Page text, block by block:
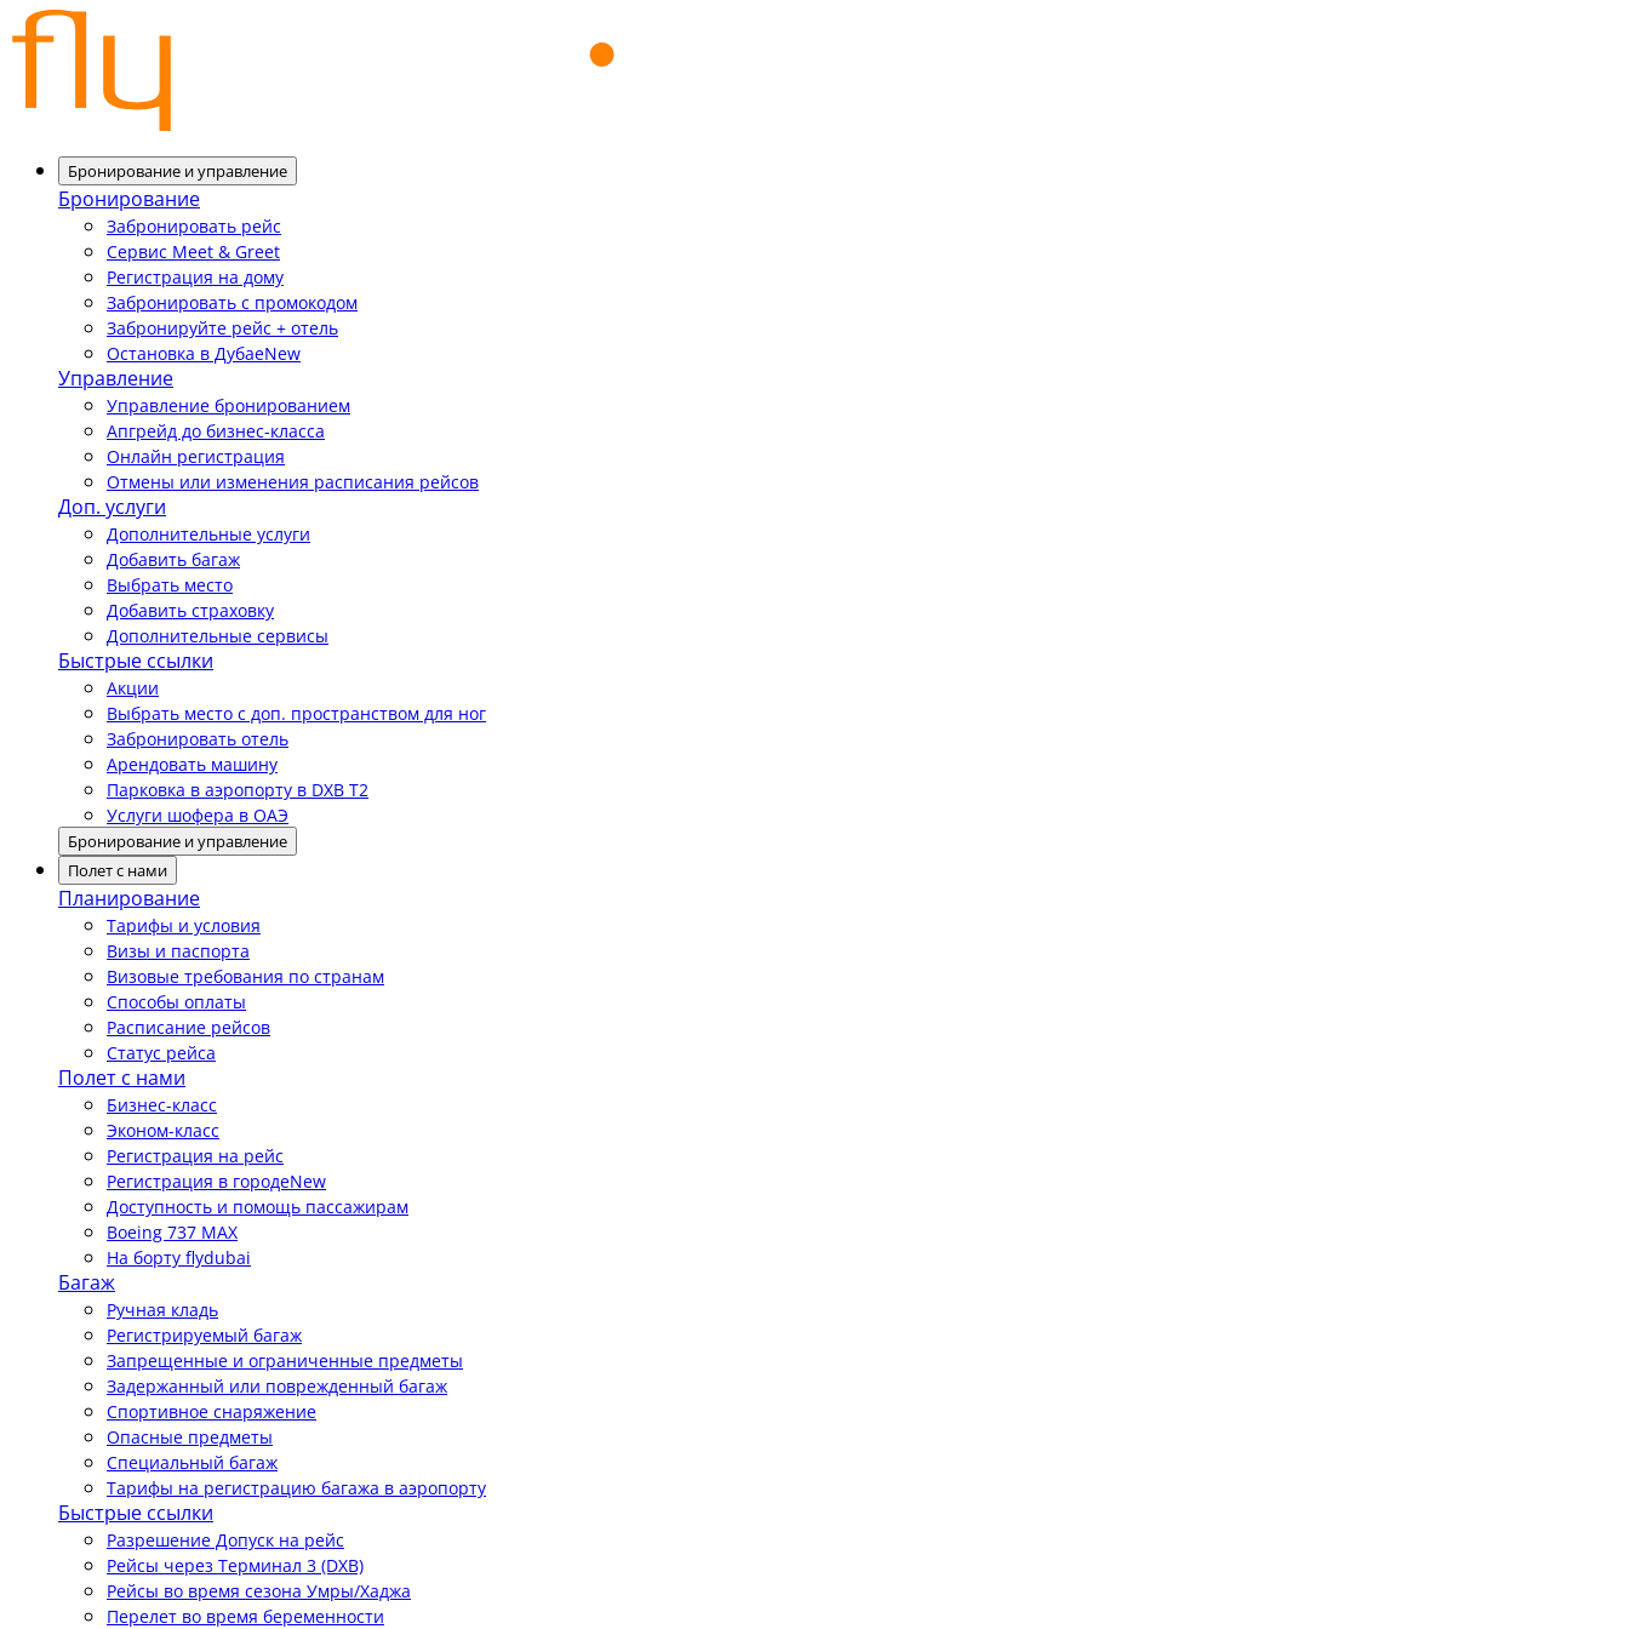
Бронирование и управление
Бронирование
Забронировать рейс
Сервис Meet & Greet
Регистрация на дому
Забронировать с промокодом
Забронируйте рейс + отель
Остановка в ДубаеNew
Управление
Управление бронированием
Апгрейд до бизнес-класса
Онлайн регистрация
Отмены или изменения расписания рейсов
Доп. услуги
Дополнительные услуги
Добавить багаж
Выбрать место
Добавить страховку
Дополнительные сервисы
Быстрые ссылки
Акции
Выбрать место с доп. пространством для ног
Забронировать отель
Арендовать машину
Парковка в аэропорту в DXB T2
Услуги шофера в ОАЭ
Бронирование и управление
Полет с нами
Планирование
Тарифы и условия
Визы и паспорта
Визовые требования по странам
Способы оплаты
Расписание рейсов
Статус рейса
Полет с нами
Бизнес-класс
Эконом-класс
Регистрация на рейс
Регистрация в городеNew
Доступность и помощь пассажирам
Boeing 737 MAX
На борту flydubai
Багаж
Ручная кладь
Регистрируемый багаж
Запрещенные и ограниченные предметы
Задержанный или поврежденный багаж
Спортивное снаряжение
Опасные предметы
Специальный багаж
Тарифы на регистрацию багажа в аэропорту
Быстрые ссылки
Разрешение Допуск на рейс
Рейсы через Терминал 3 (DXB)
Рейсы во время сезона Умры/Хаджа
Перелет во время беременности